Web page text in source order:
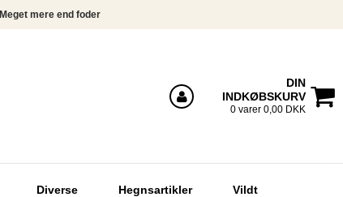
Meget mere end foder
Log ind
DIN
INDKØBSKURV
0 varer 0,00 DKK
Diverse Hegnsartikler Vildt